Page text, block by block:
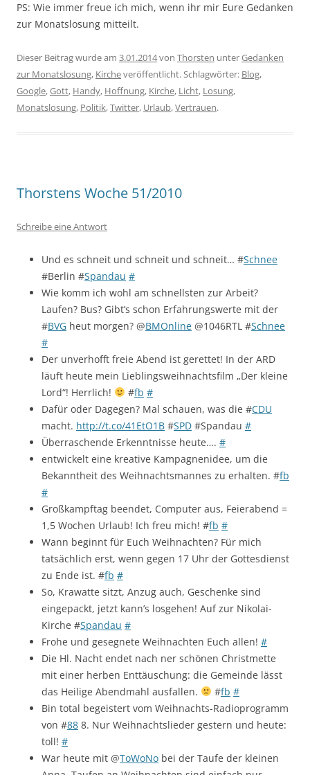
PS: Wie immer freue ich mich, wenn ihr mir Eure Gedanken
zur Monatslosung mitteilt.
Dieser Beitrag wurde am 3.01.2014von Thorsten unterGedanken
zur Monatslosung, Kircheveröffentlicht. Schlagwörter: Blog,
Google,Gott, Handy, Hoffnung, Kirche, Licht, Losung,
Monatslosung, Politik,Twitter, Urlaub,Vertrauen.
Thorstens Woche 51/2010
Schreibe eine Antwort
Und es schneit und schneit und schneit… #Schnee
#Berlin #Spandau #
Wie komm ich wohl am schnellsten zur Arbeit?
Laufen? Bus? Gibt’s schon Erfahrungswerte mit der
#BVG heut morgen? @BMOnline @1046RTL #Schnee
#
Der unverhofft freie Abend ist gerettet! In der ARD
läuft heute mein Lieblingsweihnachtsfilm „Der kleine
Lord“! Herrlich!
#fb #
Dafür oder Dagegen? Mal schauen, was die #CDU
macht. http://t.co/41EtO1B #SPD #Spandau #
Überraschende Erkenntnisse heute…. #
entwickelt eine kreative Kampagnenidee, um die
Bekanntheit des Weihnachtsmannes zu erhalten. #fb
#
Großkampftag beendet, Computer aus, Feierabend =
1,5 Wochen Urlaub! Ich freu mich! #fb #
Wann beginnt für Euch Weihnachten? Für mich
tatsächlich erst, wenn gegen 17 Uhr der Gottesdienst
zu Ende ist. #fb #
So, Krawatte sitzt, Anzug auch, Geschenke sind
eingepackt, jetzt kann’s losgehen! Auf zur Nikolai-
Kirche #Spandau #
Frohe und gesegnete Weihnachten Euch allen! #
Die Hl. Nacht endet nach ner schönen Christmette
mit einer herben Enttäuschung: die Gemeinde lässt
das Heilige Abendmahl ausfallen.
#fb #
Bin total begeistert vom Weihnachts-Radioprogramm
von #88 8. Nur Weihnachtslieder gestern und heute:
toll! #
War heute mit @ToWoNo bei der Taufe der kleinen